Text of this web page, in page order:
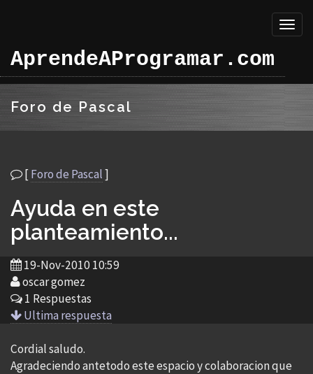
AprendeAProgramar.com
Foro de Pascal
[Foro de Pascal]
Ayuda en este
planteamiento...
19-Nov-2010 10:59
oscar gomez
1 Respuestas
Ultima respuesta
Cordial saludo.
Agradeciendo antetodo este espacio y colaboracion que